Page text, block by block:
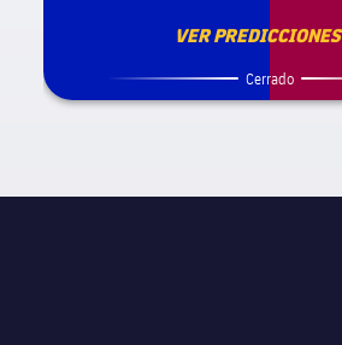
VER PREDICCIONES
Cerrado